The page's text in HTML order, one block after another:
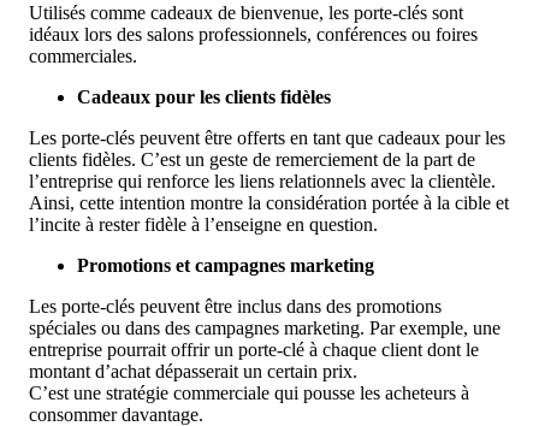
Utilisés comme cadeaux de bienvenue, les porte-clés sont
idéaux lors des salons professionnels, conférences ou foires
commerciales.
Cadeaux pour les clients fidèles
Les porte-clés peuvent être offerts en tant que cadeaux pour les
clients fidèles. C’est un geste de remerciement de la part de
l’entreprise qui renforce les liens relationnels avec la clientèle.
Ainsi, cette intention montre la considération portée à la cible et
l’incite à rester fidèle à l’enseigne en question.
Promotions et campagnes marketing
Les porte-clés peuvent être inclus dans des promotions
spéciales ou dans des campagnes marketing. Par exemple, une
entreprise pourrait offrir un porte-clé à chaque client dont le
montant d’achat dépasserait un certain prix.
C’est une stratégie commerciale qui pousse les acheteurs à
consommer davantage.